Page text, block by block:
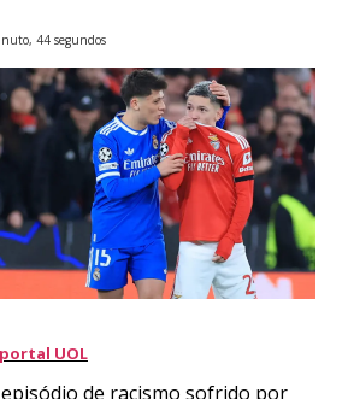
44 segundos
UOL
de racismo sofrido por